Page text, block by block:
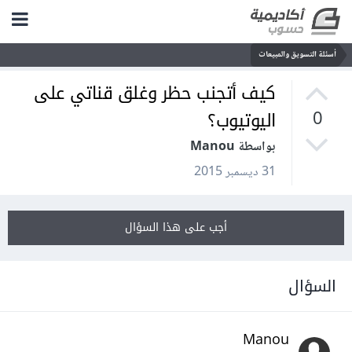
أسئلة التسويق والمبيعات
0
كيف أتجنب حظر وغلق قناتي على
اليوتيوب؟
بواسطة Manou
31 ديسمبر 2015
أجب على هذا السؤال
السؤال
Manou